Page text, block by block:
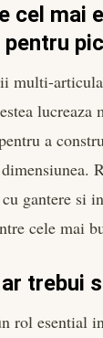
cel mai
multi-
a
gantere si
cele mai
trebui
rol esential